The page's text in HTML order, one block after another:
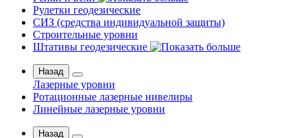
Рулетки геодезические
СИЗ (средства индивидуальной защиты)
Строительные уровни
Штативы геодезические
Назад
Лазерные уровни
Ротационные лазерные нивелиры
Линейные лазерные уровни
Назад